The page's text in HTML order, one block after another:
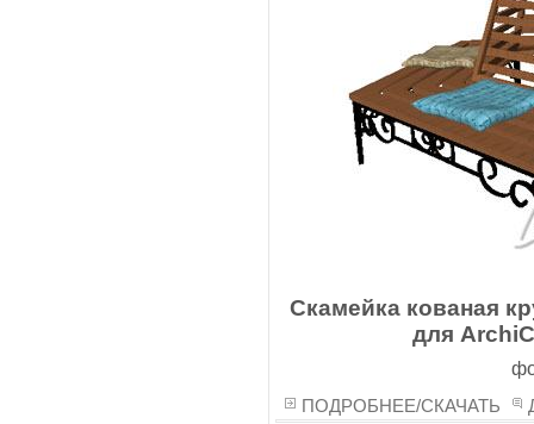
Скамейка кованая
для
ПОДРОБНЕЕ/СКАЧАТЬ